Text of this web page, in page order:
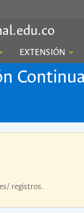
EXTENSIÓN
registros.